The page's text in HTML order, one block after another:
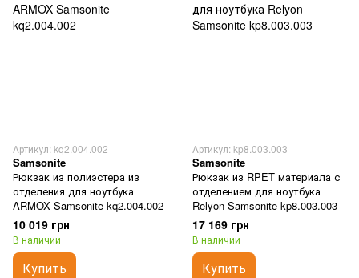
Артикул: kq2.004.002
Samsonite
Рюкзак из полиэстера из
отделения для ноутбука
ARMOX Samsonite kq2.004.002
10 019 грн
В наличии
Купить
Артикул: kp8.003.003
Samsonite
Рюкзак из RPET материала с
отделением для ноутбука
Relyon Samsonite kp8.003.003
17 169 грн
В наличии
Купить